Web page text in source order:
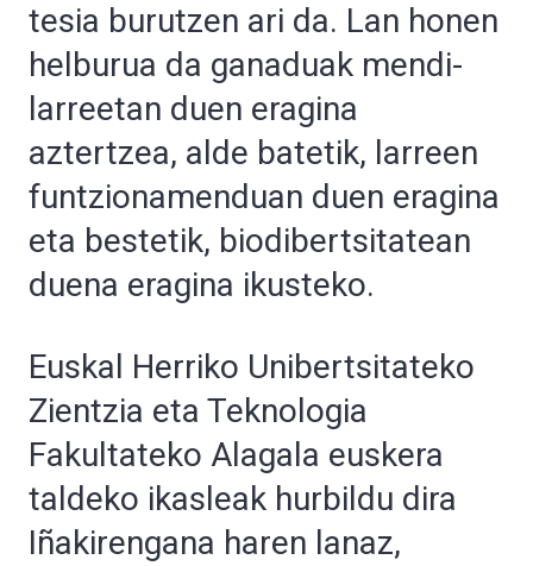
tesia burutzen ari da. Lan honen
helburua da ganaduak mendi-
larreetan duen eragina
aztertzea, alde batetik, larreen
funtzionamenduan duen eragina
eta bestetik, biodibertsitatean
duena eragina ikusteko.
Euskal Herriko Unibertsitateko
Zientzia eta Teknologia
Fakultateko Alagala euskera
taldeko ikasleak hurbildu dira
Iñakirengana haren lanaz,